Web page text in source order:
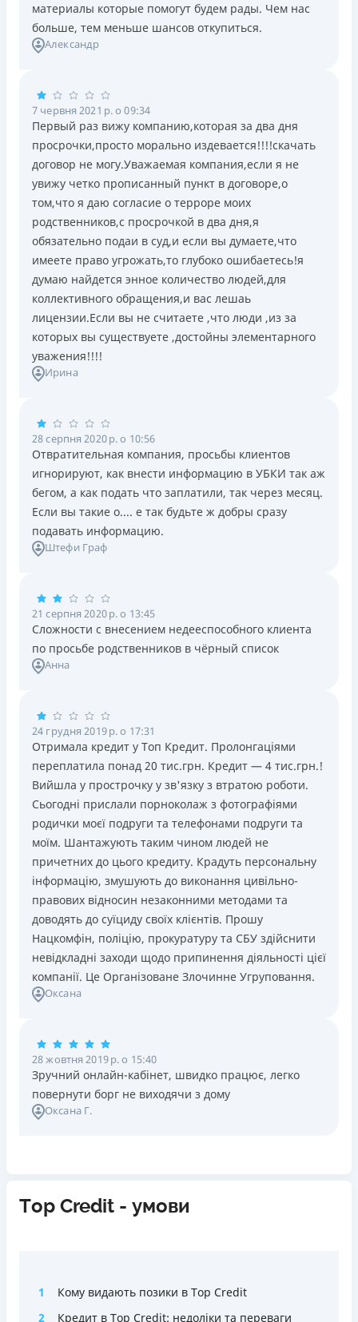
материалы которые помогут будем рады. Чем нас
больше, тем меньше шансов откупиться.
Александр
7 червня 2021 р. о 09:34
Первый раз вижу компанию,которая за два дня
просрочки,просто морально издевается!!!!скачать
договор не могу.Уважаемая компания,если я не
увижу четко прописанный пункт в договоре,о
том,что я даю согласие о терроре моих
родственников,с просрочкой в два дня,я
обязательно подаи в суд,и если вы думаете,что
имеете право угрожать,то глубоко ошибаетесь!я
думаю найдется энное количество людей,для
коллективного обращения,и вас лешаь
лицензии.Если вы не считаете ,что люди ,из за
которых вы существуете ,достойны элементарного
уважения!!!!
Ирина
28 серпня 2020 р. о 10:56
Отвратительная компания, просьбы клиентов
игнорируют, как внести информацию в УБКИ так аж
бегом, а как подать что заплатили, так через месяц.
Если вы такие о.... е так будьте ж добры сразу
подавать информацию.
Штефи Граф
21 серпня 2020 р. о 13:45
Сложности с внесением недееспособного клиента
по просьбе родственников в чёрный список
Анна
24 грудня 2019 р. о 17:31
Отримала кредит у Топ Кредит. Пролонгаціями
переплатила понад 20 тис.грн. Кредит — 4 тис.грн.!
Вийшла у прострочку у зв'язку з втратою роботи.
Сьогодні прислали порноколаж з фотографіями
родички моєї подруги та телефонами подруги та
моїм. Шантажують таким чином людей не
причетних до цього кредиту. Крадуть персональну
інформацію, змушують до виконання цивільно-
правових відносин незаконними методами та
доводять до суїциду своїх клієнтів. Прошу
Нацкомфін, поліцію, прокуратуру та СБУ здійснити
невідкладні заходи щодо припинення діяльності цієї
компанії. Це Організоване Злочинне Угруповання.
Оксана
28 жовтня 2019 р. о 15:40
Зручний онлайн-кабінет, швидко працює, легко
повернути борг не виходячи з дому
Оксана Г.
Tор Credit - умови
1
Кому видають позики в Tор Credit
2
Кредит в Tор Credit: недоліки та переваги